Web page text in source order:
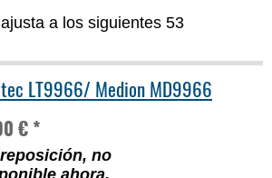
a los siguientes 53
LT9966/ Medion MD9966
€ *
no
ahora,